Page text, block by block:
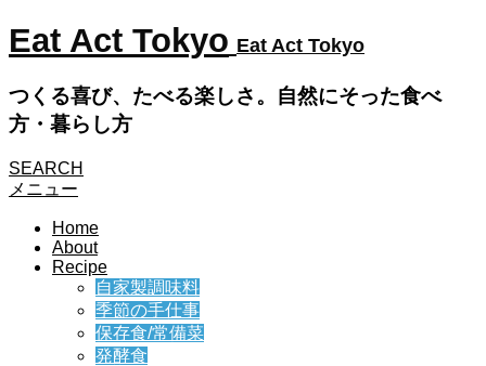
Eat Act Tokyo Eat Act Tokyo
つくる喜び、たべる楽しさ。自然にそった食べ
方・暮らし方
SEARCH
メニュー
Home
About
Recipe
自家製調味料
季節の手仕事
保存食/常備菜
発酵食